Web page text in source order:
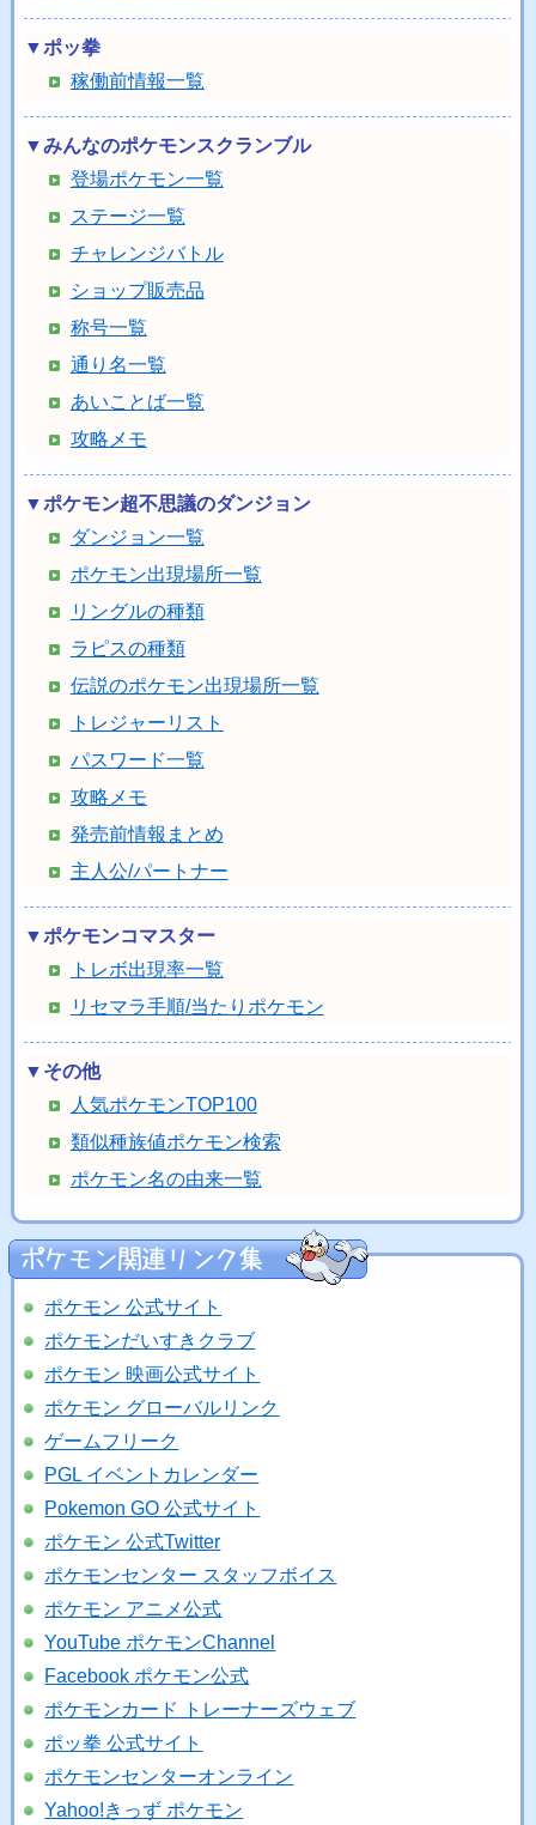
▼ポッ拳
稼働前情報一覧
▼みんなのポケモンスクランブル
登場ポケモン一覧
ステージ一覧
チャレンジバトル
ショップ販売品
称号一覧
通り名一覧
あいことば一覧
攻略メモ
▼ポケモン超不思議のダンジョン
ダンジョン一覧
ポケモン出現場所一覧
リングルの種類
ラピスの種類
伝説のポケモン出現場所一覧
トレジャーリスト
パスワード一覧
攻略メモ
発売前情報まとめ
主人公/パートナー
▼ポケモンコマスター
トレボ出現率一覧
リセマラ手順/当たりポケモン
▼その他
人気ポケモンTOP100
類似種族値ポケモン検索
ポケモン名の由来一覧
ポケモン 公式サイト
ポケモンだいすきクラブ
ポケモン 映画公式サイト
ポケモン グローバルリンク
ゲームフリーク
PGL イベントカレンダー
Pokemon GO 公式サイト
ポケモン 公式Twitter
ポケモンセンター スタッフボイス
ポケモン アニメ公式
YouTube ポケモンChannel
Facebook ポケモン公式
ポケモンカード トレーナーズウェブ
ポッ拳 公式サイト
ポケモンセンターオンライン
Yahoo!きっず ポケモン